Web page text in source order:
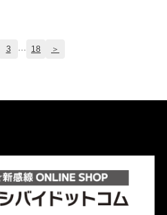
3 18 ＞